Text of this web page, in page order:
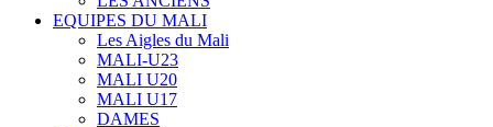
EQUIPES DU MALI
Les Aigles du Mali
MALI-U23
MALI U20
MALI U17
DAMES